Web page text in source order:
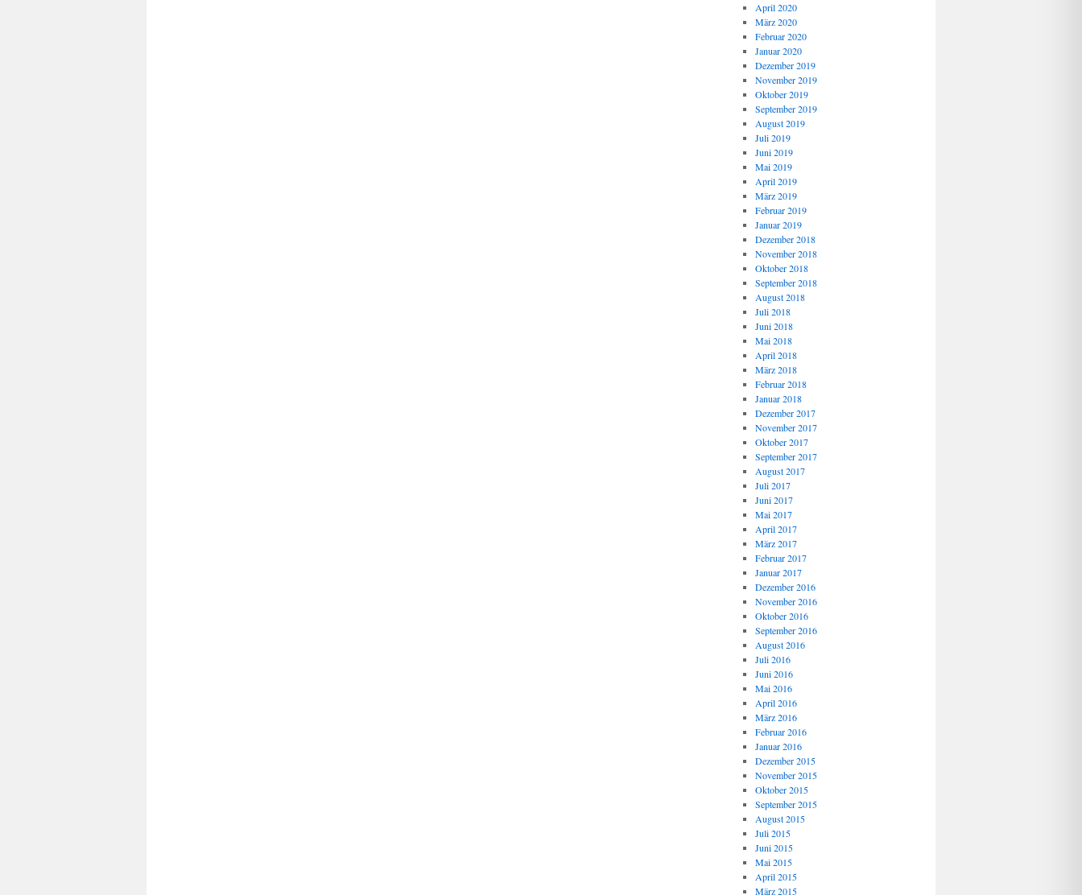
April 2020
März 2020
Februar 2020
Januar 2020
Dezember 2019
November 2019
Oktober 2019
September 2019
August 2019
Juli 2019
Juni 2019
Mai 2019
April 2019
März 2019
Februar 2019
Januar 2019
Dezember 2018
November 2018
Oktober 2018
September 2018
August 2018
Juli 2018
Juni 2018
Mai 2018
April 2018
März 2018
Februar 2018
Januar 2018
Dezember 2017
November 2017
Oktober 2017
September 2017
August 2017
Juli 2017
Juni 2017
Mai 2017
April 2017
März 2017
Februar 2017
Januar 2017
Dezember 2016
November 2016
Oktober 2016
September 2016
August 2016
Juli 2016
Juni 2016
Mai 2016
April 2016
März 2016
Februar 2016
Januar 2016
Dezember 2015
November 2015
Oktober 2015
September 2015
August 2015
Juli 2015
Juni 2015
Mai 2015
April 2015
März 2015